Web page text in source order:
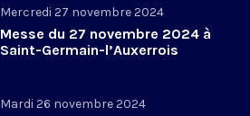
Mercredi 27 novembre 2024
Messe du 27 novembre 2024 à
Saint-Germain-l’Auxerrois
Mardi 26 novembre 2024